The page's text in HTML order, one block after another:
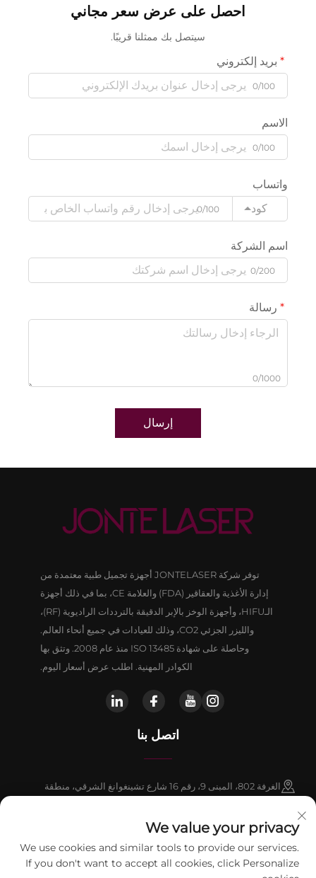
احصل على عرض سعر مجاني
سيتصل بك ممثلنا قريبًا.
بريد إلكتروني
0/100
الاسم
0/100
واتساب
كود
0/100
اسم الشركة
0/200
رسالة
0/1000
إرسال
توفر شركة JONTELASER أجهزة تجميل طبية معتمدة من
إدارة الأغذية والعقاقير (FDA) والعلامة CE، بما في ذلك أجهزة
الـHIFU، وأجهزة الوخز بالإبر الدقيقة بالترددات الراديوية (RF)،
والليزر الجزئي CO2، وذلك للعيادات في جميع أنحاء العالم.
وحاصلة على شهادة ISO 13485 منذ عام 2008. وتثق بها
الكوادر المهنية. اطلب عرض أسعار اليوم.
اتصل بنا
الغرفة 802، المبنى 9، رقم 16 شارع تشينغوانغ الشرقي، منطقة
+86-13911459627
[email protected]
We value your privacy
We use cookies and similar tools to provide our services.
If you don't want to accept all cookies, click Personalize